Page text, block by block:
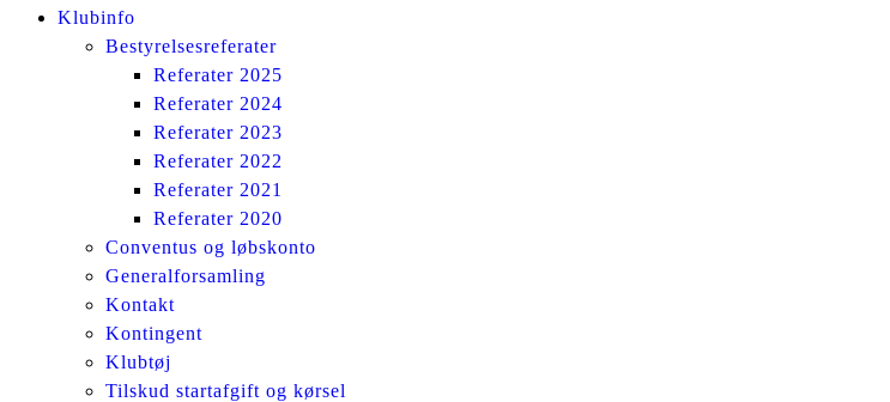
Klubinfo
Bestyrelsesreferater
Referater 2025
Referater 2024
Referater 2023
Referater 2022
Referater 2021
Referater 2020
Conventus og løbskonto
Generalforsamling
Kontakt
Kontingent
Klubtøj
Tilskud startafgift og kørsel